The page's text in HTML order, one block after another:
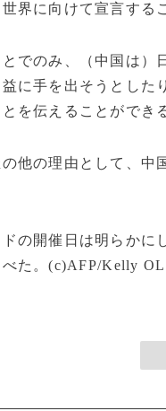
界に向けて宣言する
とでのみ、（中国は
に手を出そうとし
を伝えることができ
他の理由として、中
の開催日は明らかに
た。(c)AFP/Kelly